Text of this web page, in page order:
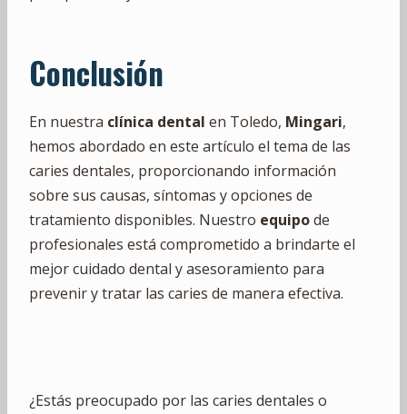
Conclusión
En nuestra clínica dental en Toledo, Mingari,
hemos abordado en este artículo el tema de las
caries dentales, proporcionando información
sobre sus causas, síntomas y opciones de
tratamiento disponibles. Nuestro equipode
profesionales está comprometido a brindarte el
mejor cuidado dental y asesoramiento para
prevenir y tratar las caries de manera efectiva.
¿Estás preocupado por las caries dentales o